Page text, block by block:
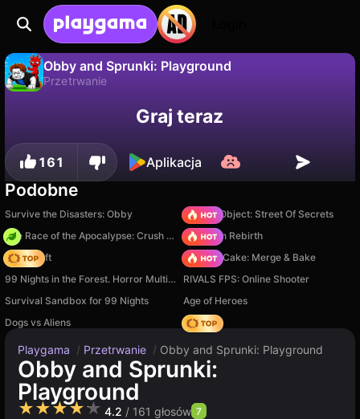
Obby and Sprunki: Playground
Przetrwanie
Zapisz postępy! Nie
Graj teraz
161 Aplikacja
Podobne
Survive the Disasters: Obby
Hidden Object: Street Of Secrets
The Race of the Apocalypse: Crush the Zombies!
Stickman Rebirth
Trap Craft
Piece of Cake: Merge & Bake
99 Nights in the Forest. Horror Multiplayer
RIVALS FPS: Online Shooter
Survival Sandbox for 99 Nights
Age of Heroes
Dogs vs Aliens
Hedgies
Playgama / Przetrwanie / Obby and Sprunki: Playground
Obby and Sprunki:
Playground
★★★★★ 4.2 / 161 głosów 7